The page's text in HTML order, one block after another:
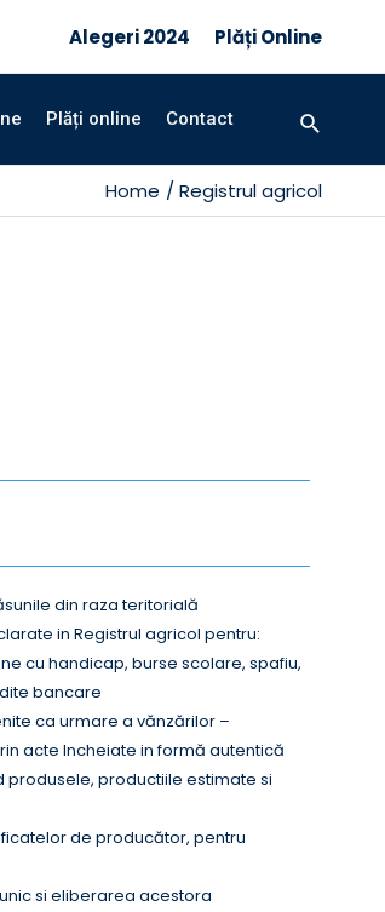
Alegeri 2024 Plăți Online
Plăți online Contact
Home Registrul agricol
din raza teritorială
in Registrul agricol pentru:
cu handicap, burse scolare, spafiu,
bancare
ca urmare a vănzărilor –
acte Incheiate in formă autentică
produsele, productiile estimate si
de producător, pentru
si eliberarea acestora